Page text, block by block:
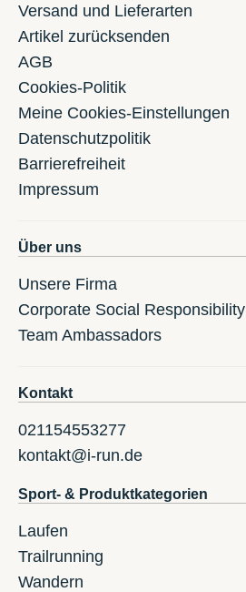
Versand und Lieferarten
Artikel zurücksenden
AGB
Cookies-Politik
Meine Cookies-Einstellungen
Datenschutzpolitik
Barrierefreiheit
Impressum
Über uns
Unsere Firma
Corporate Social Responsibility
Team Ambassadors
Kontakt
021154553277
kontakt@i-run.de
Sport- & Produktkategorien
Laufen
Trailrunning
Wandern